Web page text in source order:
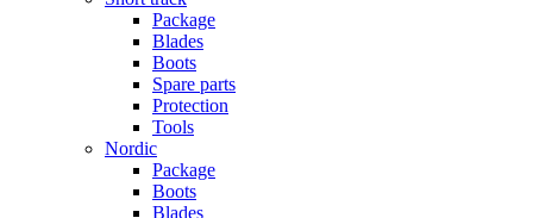
Package
Blades
Boots
Spare parts
Protection
Tools
Nordic
Package
Boots
Blades